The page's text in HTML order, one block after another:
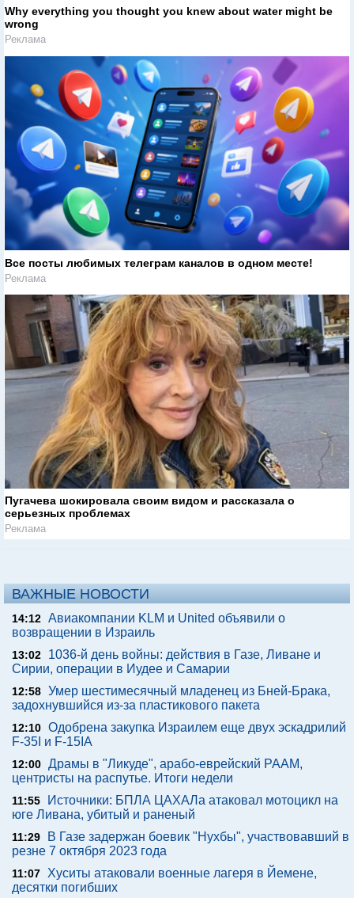
Why everything you thought you knew about water might be
wrong
Реклама
Все посты любимых телеграм каналов в одном месте!
Реклама
Пугачева шокировала своим видом и рассказала о
серьезных проблемах
Реклама
ВАЖНЫЕ НОВОСТИ
14:12 Авиакомпании KLM и United объявили о
возвращении в Израиль
13:02
1036-й день войны: действия в Газе, Ливане и
Сирии, операции в Иудее и Самарии
12:58 Умер шестимесячный младенец из Бней-Брака,
задохнувшийся из-за пластикового пакета
12:10 Одобрена закупка Израилем еще двух эскадрилий
F-35I и F-15IA
12:00 Драмы в "Ликуде", арабо-еврейский РААМ,
центристы на распутье. Итоги недели
11:55
Источники: БПЛА ЦАХАЛа атаковал мотоцикл на
юге Ливана, убитый и раненый
11:29
В Газе задержан боевик "Нухбы", участвовавший в
резне 7 октября 2023 года
11:07 Хуситы атаковали военные лагеря в Йемене,
десятки погибших